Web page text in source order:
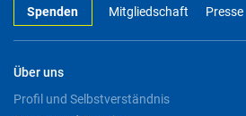
Spenden Mitgliedschaft Presse
Über uns
Profil und Selbstverständnis